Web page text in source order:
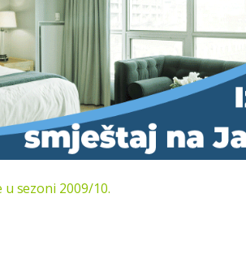
sezoni 2009/10.